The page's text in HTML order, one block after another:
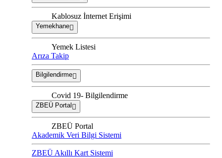
Kablosuz İnternet Erişimi
Yemekhane
Yemek Listesi
Arıza Takip
Bilgilendirme
Covid 19- Bilgilendirme
ZBEÜ Portal
ZBEÜ Portal
Akademik Veri Bilgi Sistemi
ZBEÜ Akıllı Kart Sistemi